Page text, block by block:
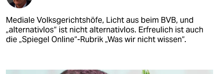
Mediale Volksgerichtshöfe, Licht aus beim BVB, und
„alternativlos“ ist nicht alternativlos. Erfreulich ist auch
die „Spiegel Online“-Rubrik „Was wir nicht wissen“.